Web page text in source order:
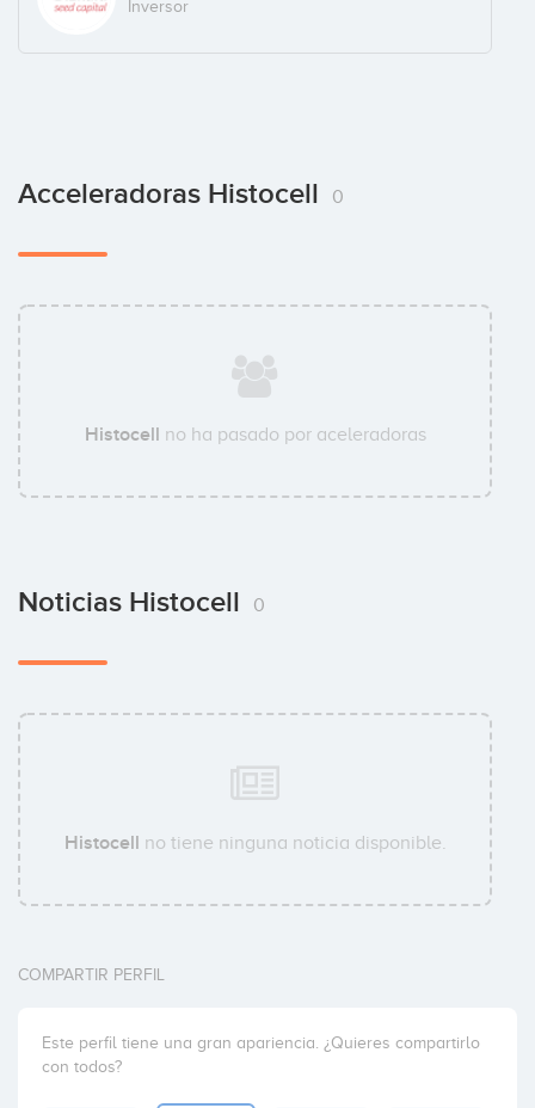
Inversor
Acceleradoras Histocell 0
Histocell no ha pasado por aceleradoras
Noticias Histocell 0
Histocell no tiene ninguna noticia disponible.
COMPARTIR PERFIL
Este perfil tiene una gran apariencia. ¿Quieres compartirlo
con todos?